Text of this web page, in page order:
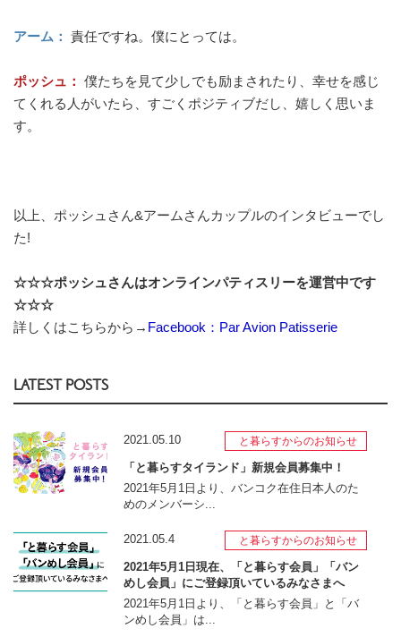
アーム： 責任ですね。僕にとっては。
ポッシュ： 僕たちを見て少しでも励まされたり、幸せを感じ
てくれる人がいたら、すごくポジティブだし、嬉しく思いま
す。
以上、ポッシュさん&アームさんカップルのインタビューでし
た!
☆☆☆ポッシュさんはオンラインパティスリーを運営中です
☆☆☆
詳しくはこちらから→ Facebook：Par Avion Patisserie
LATEST POSTS
2021.05.10 と暮らすからのお知らせ
「と暮らすタイランド」新規会員募集中！
2021年5月1日より、バンコク在住日本人のた
めのメンバーシ...
2021.05.4 と暮らすからのお知らせ
2021年5月1日現在、「と暮らす会員」「バン
めし会員」にご登録頂いているみなさまへ
2021年5月1日より、「と暮らす会員」と「バ
ンめし会員」は...